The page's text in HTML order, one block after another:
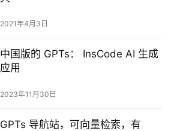
2021年4月3日
中国版的 GPTs： InsCode AI 生成
应用
2023年11月30日
GPTs 导航站，可向量检索，有